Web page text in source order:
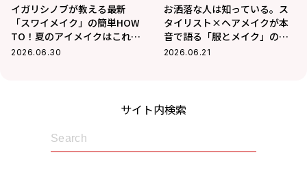
イガリシノブが教える最新
「スワイメイク」の簡単HOW
TO！夏のアイメイクはこれで
決まり！
2026.06.30
お洒落な人は知っている。ス
タイリスト×ヘアメイクが本
音で語る「服とメイク」の法
則
2026.06.21
サイト内検索